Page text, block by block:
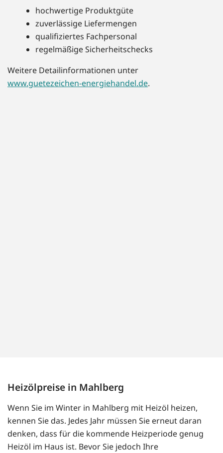
hochwertige Produktgüte
zuverlässige Liefermengen
qualifiziertes Fachpersonal
regelmäßige Sicherheitschecks
Weitere Detailinformationen unter
www.guetezeichen-energiehandel.de.
Heizölpreise in Mahlberg
Wenn Sie im Winter in Mahlberg mit Heizöl heizen,
kennen Sie das. Jedes Jahr müssen Sie erneut daran
denken, dass für die kommende Heizperiode genug
Heizöl im Haus ist. Bevor Sie jedoch Ihre